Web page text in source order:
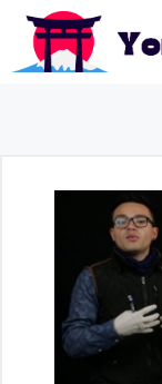
Saltar
contenido